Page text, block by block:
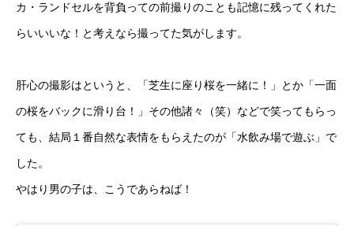
カ・ランドセルを背負っての前撮りのことも記憶に残ってくれた
らいいいな！と考えなら撮ってた気がします。
肝心の撮影はというと、「芝生に座り桜を一緒に！」とか「一面
の桜をバックに滑り台！」その他諸々（笑）などで笑ってもらっ
ても、結局１番自然な表情をもらえたのが「水飲み場で遊ぶ」で
した。
やはり男の子は、こうであらねば！